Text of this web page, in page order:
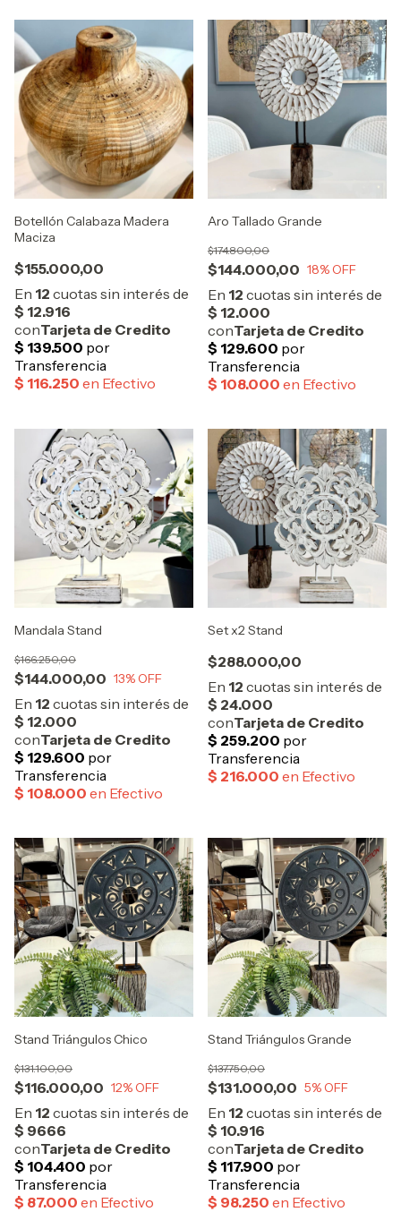
Botellón Calabaza Madera
Maciza
$155.000,00
Aro Tallado Grande
$144.000,00
$174.800,00
18% OFF
Mandala Stand
$144.000,00
$166.250,00
13% OFF
Set x2 Stand
$288.000,00
Stand Triángulos Chico
$116.000,00
$131.100,00
12% OFF
Stand Triángulos Grande
$131.000,00
$137.750,00
5% OFF